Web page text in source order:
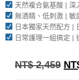
天然複合氨基酸 | 深
無酒精、低刺激 | 敏
日本獨家天然配方 |
日常護理一組搞定 |
NT$2,459